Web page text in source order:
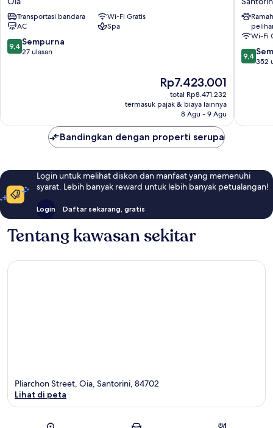
Oia
-
an
Iconic
Collection
Transportasi bandara
Wi-Fi Gratis
AC
Spa
9.4
dari
9,4 Sempurna
27 ulasan
Harga
sekarang
Rp7.423.001
Rp7.423.001
total Rp8.471.232
termasuk pajak & biaya lainnya
8 Agu - 9 Agu
Wi-Fi
9.4
dari
9,4
352
Bandingkan dengan properti serupa
Login untuk melihat diskon dan manfaat yang memenuhi
syarat. Lebih banyak reward untuk lebih banyak petualangan!
Login Daftar sekarang, gratis
Tentang kawasan sekitar
Pliarchon Street, Oia, Santorini, 84702
Lihat di peta